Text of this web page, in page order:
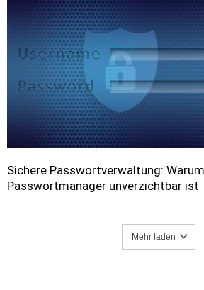
Sichere Passwortverwaltung:
Passwortmanager unverzichtbar ist
Mehr laden